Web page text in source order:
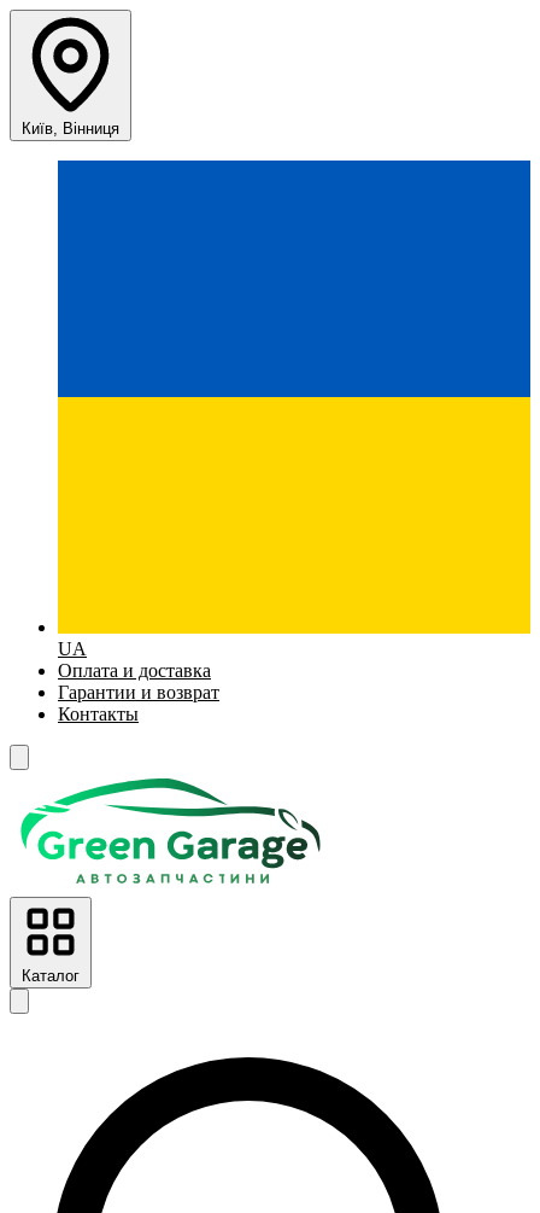
Київ, Вінниця
UA
Оплата и доставка
Гарантии и возврат
Контакты
Каталог